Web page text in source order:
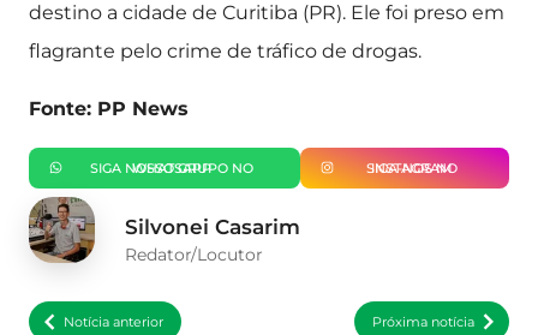
destino a cidade de Curitiba (PR). Ele foi preso em
flagrante pelo crime de tráfico de drogas.
Fonte: PP News
SIGA NOSSO GRUPO NO WHATSAPP SIGA-NOS NO INSTAGRAM
Silvonei Casarim
Redator/Locutor
Notícia anterior Próxima notícia